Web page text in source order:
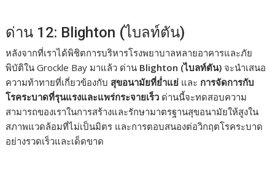
c
b
o
o
k
s
n
g
e
r
n
e
p
y
L
i
n
k
a
e
ด่าน 12: Blighton (ไบลท์ตัน)
หลังจากที่เราได้พิชิตการบริหารโรงพยาบาลหลายอาคารและภัย
พิบัติใน Grockle Bay มาแล้ว ด่าน Blighton (ไบลท์ตัน) จะนำเสนอ
ความท้าทายที่เกี่ยวข้องกับ สุขอนามัยที่ย่ำแย่ และ การจัดการกับ
โรคระบาดที่รุนแรงและแพร่กระจายเร็ว ด่านนี้จะทดสอบความ
สามารถของเราในการสร้างและรักษามาตรฐานสุขอนามัยให้สูงใน
สภาพแวดล้อมที่ไม่เป็นมิตร และการตอบสนองต่อวิกฤตโรคระบาด
อย่างรวดเร็วและเด็ดขาด